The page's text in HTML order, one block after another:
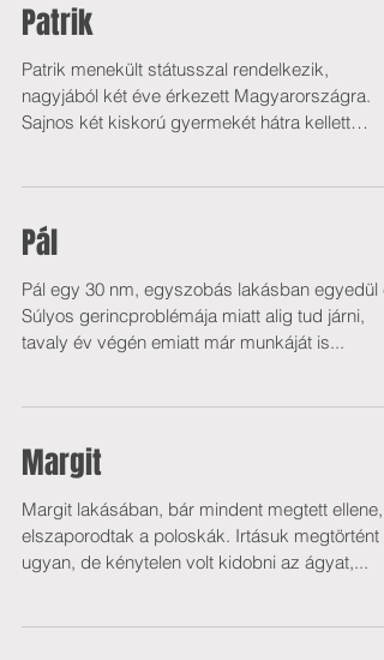
Patrik
Patrik menekült státusszal rendelkezik,
nagyjából két éve érkezett Magyarországra.
Sajnos két kiskorú gyermekét hátra kellett
Pál
Pál egy 30 nm, egyszobás lakásban egyedül
Súlyos gerincproblémája miatt alig tud járni,
tavaly év végén emiatt már munkáját is...
Margit
Margit lakásában, bár mindent megtett ellene,
elszaporodtak a poloskák. Irtásuk megtörtént
ugyan, de kénytelen volt kidobni az ágyat,...